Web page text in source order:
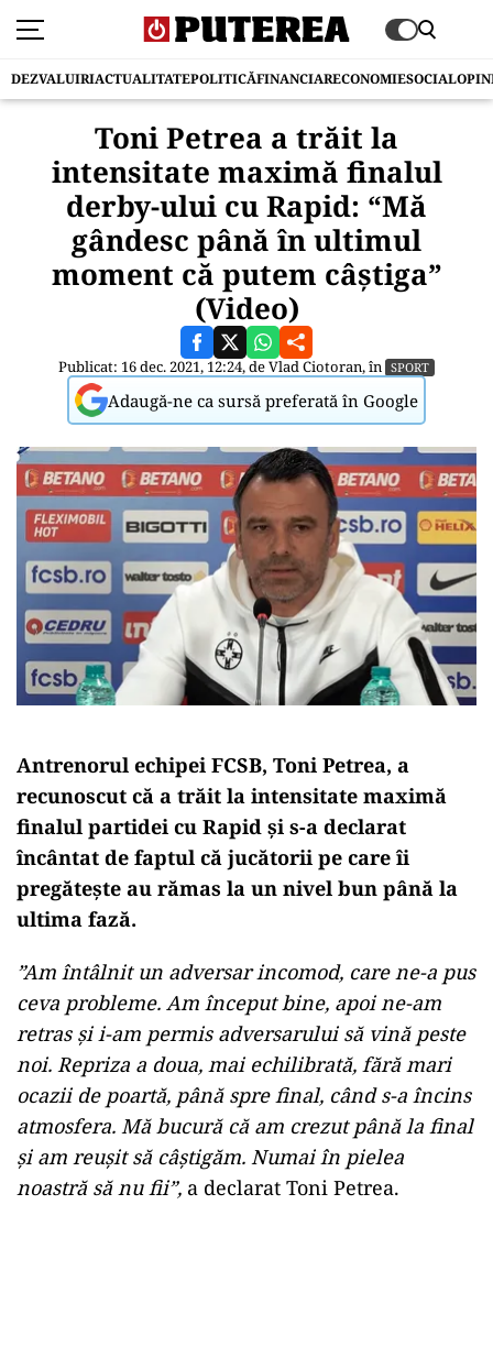
DEZVALUIRIACTUALITATEPOLITICĂFINANCIARECONOMIESOCIAL
Toni Petrea a trăit la
intensitate maximă finalul
derby-ului cu Rapid: “Mă
gândesc până în ultimul
moment că putem câștiga”
(Video)
Publicat: 16 dec. 2021, 12:24, deVlad Ciotoran, în SPORT
Adaugă-ne ca sursă preferată în Google
Antrenorul echipei FCSB, Toni Petrea, a
recunoscut că a trăit la intensitate maximă
finalul partidei cu Rapid și s-a declarat
încântat de faptul că jucătorii pe care îi
pregătește au rămas la un nivel bun până la
ultima fază.
”Am întâlnit un adversar incomod, care ne-a pus
ceva probleme. Am început bine, apoi ne-am
retras și i-am permis adversarului să vină peste
noi. Repriza a doua, mai echilibrată, fără mari
ocazii de poartă, până spre final, când s-a încins
atmosfera. Mă bucură că am crezut până la final
și am reușit să câștigăm. Numai în pielea
noastră să nu fii”, a declarat Toni Petrea.